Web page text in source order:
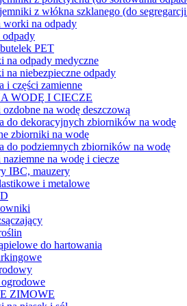
z włókna szklanego (do
worki na odpady
PET
na odpady medyczne
na niebezpieczne odpady
i części zamienne
WODĘ I CIECZE
na wodę deszczową
do dekoracyjnych zbiorników na wodę
zbiorniki na wodę
do podziemnych zbiorników na wodę
na wodę i ciecze
IBC, mauzery
i metalowe
do hartowania
ZIMOWE